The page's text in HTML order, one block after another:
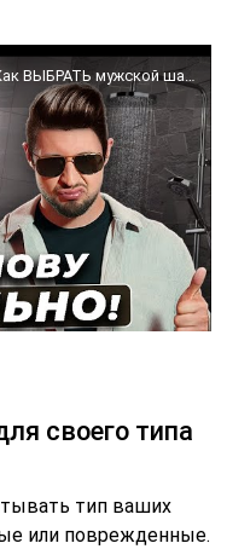
своего типа
тип ваших
или поврежденные.